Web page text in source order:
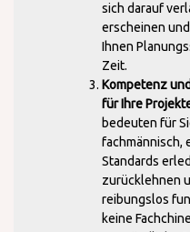
sich darauf
erscheinen
Ihnen
Zeit.
Kompetenz
für Ihre
bedeuten für
fachmännisch,
Standards
zurücklehnen
reibungslos
keine